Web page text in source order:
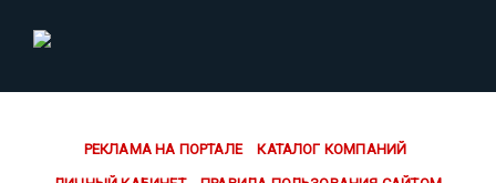
РЕКЛАМА НА ПОРТАЛЕ КАТАЛОГ КОМПАНИЙ